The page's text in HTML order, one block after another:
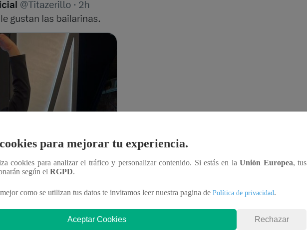
para mejorar tu experiencia.
cookies para analizar el tráfico y personalizar contenido. Si estás en laUnión Europea, tus
según el RGPD.
como se utilizan tus datos te invitamos leer nuestra pagina de Política de privacidad.
Aceptar Cookies Rechazar